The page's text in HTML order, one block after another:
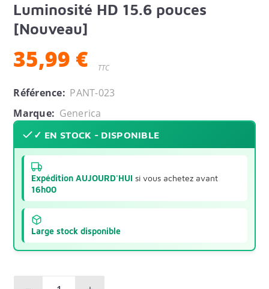
Luminosité HD 15.6 pouces
[Nouveau]
35,99 € TTC
Référence: PANT-023
Marque: Generica
✓ EN STOCK - DISPONIBLE
Expédition AUJOURD'HUI si vous achetez avant
16h00
Large stock disponible